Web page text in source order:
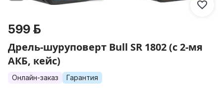
599 р.
Дрель-шуруповерт Bull SR 1802 (с 2-мя
АКБ, кейс)
Онлайн-заказ Гарантия